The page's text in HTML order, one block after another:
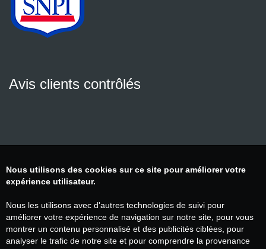
Avis clients contrôlés
Nous utilisons des cookies sur ce site pour améliorer votre
expérience utilisateur.
Nous les utilisons avec d'autres technologies de suivi pour
améliorer votre expérience de navigation sur notre site, pour vous
montrer un contenu personnalisé et des publicités ciblées, pour
analyser le trafic de notre site et pour comprendre la provenance